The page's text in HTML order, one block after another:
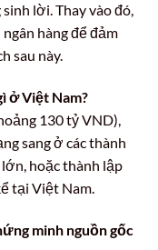
lời. Thay vào đó,
hàng để đảm
sau này.
ở Việt Nam?
130 tỷ VND),
sang ở các thành
hoặc thành lập
tại Việt Nam.
minh nguồn gốc